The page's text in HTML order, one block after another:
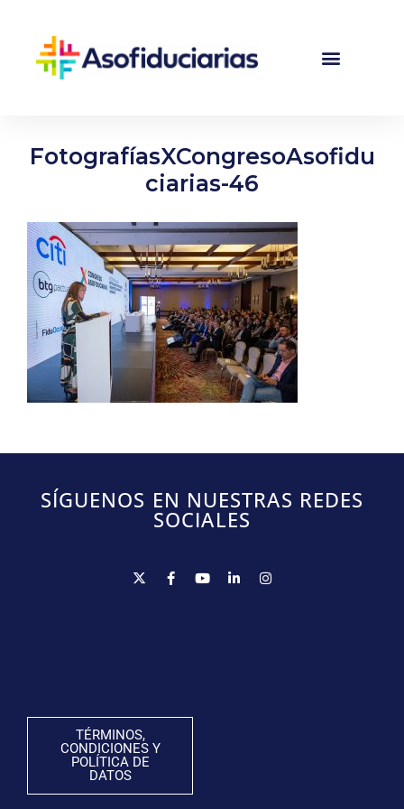
FotografíasXCongresoAsofidu
ciarias-46
SÍGUENOS EN NUESTRAS REDES
SOCIALES
TÉRMINOS,
CONDICIONES Y
POLÍTICA DE
DATOS